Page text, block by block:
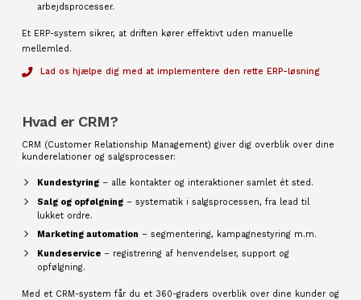
arbejdsprocesser.
Et ERP-system sikrer, at driften kører effektivt uden manuelle
mellemled.
Lad os hjælpe dig med at implementere den rette ERP-løsning
Hvad er CRM?
CRM (Customer Relationship Management) giver dig overblik over dine
kunderelationer og salgsprocesser:
Kundestyring – alle kontakter og interaktioner samlet ét sted.
Salg og opfølgning – systematik i salgsprocessen, fra lead til
lukket ordre.
Marketing automation – segmentering, kampagnestyring m.m.
Kundeservice – registrering af henvendelser, support og
opfølgning.
Med et CRM-system får du et 360-graders overblik over dine kunder og